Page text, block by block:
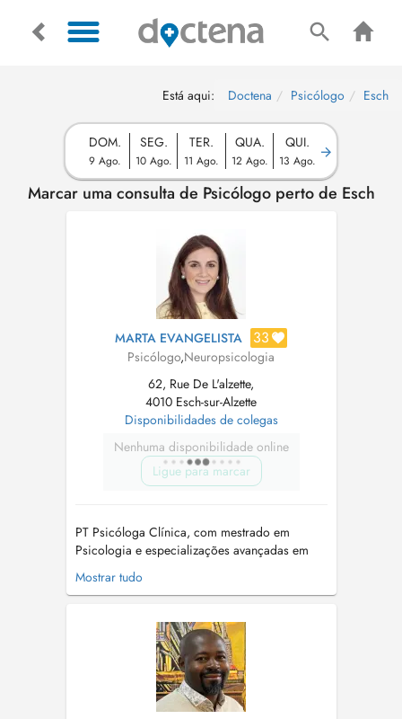
Está aqui: Doctena Psicólogo Esch
DOM.
9 Ago.
SEG.
10 Ago.
TER.
11 Ago.
QUA.
12 Ago.
QUI.
13 Ago.
Marcar uma consulta de Psicólogo perto de Esch
MARTA EVANGELISTA 33
Psicólogo,Neuropsicologia
62, Rue De L'alzette,
4010 Esch-sur-Alzette
Disponibilidades de colegas
Nenhuma disponibilidade online
Ligue para marcar
PT Psicóloga Clínica, com mestrado em
Psicologia e especializações avançadas em
Neuropsicologia da Criança e do Adolescente
e na Perturbação do Espectro do Autismo.
psicológica com crianças, adolescentes e
famílias, com especial enfoque nas
Mostrar tudo